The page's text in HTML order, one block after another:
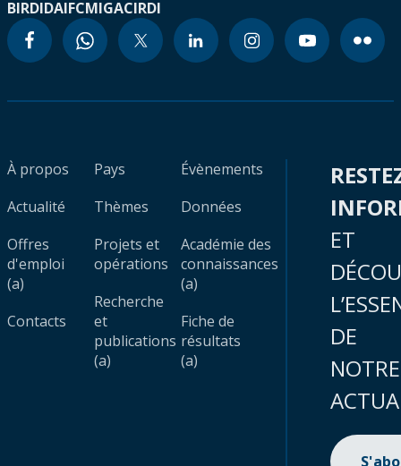
BIRDIDAIFCMIGACIRDI
À propos
Actualité
Offres
d'emploi
(a)
Contacts
Pays
Thèmes
Projets et
opérations
Recherche
et
publications
(a)
Évènements
Données
Académie des
connaissances
(a)
Fiche de
résultats
(a)
ET
DE
NOTRE